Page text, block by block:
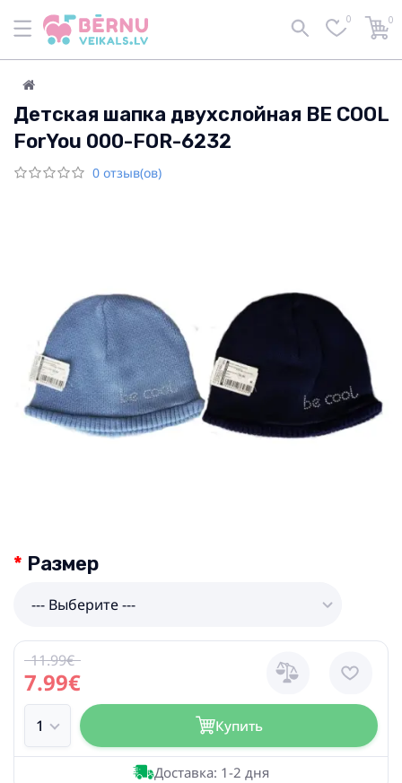
0 0
Детская шапка двухслойная BE COOL
ForYou 000-FOR-6232
0 отзыв(ов)
Размер
--- Выберите ---
7.99€
11.99€
Купить
Доставка: 1-2 дня